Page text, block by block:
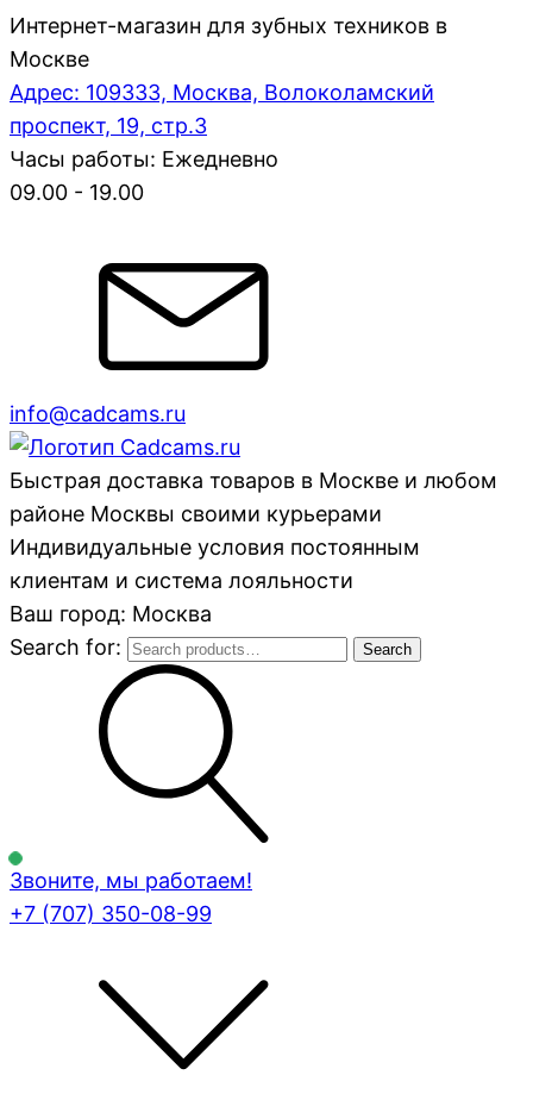
Интернет-магазин для зубных техников в
Москве
Адрес: 109333, Москва, Волоколамский
проспект, 19, стр.3
Часы работы: Ежедневно
09.00 - 19.00
info@cadcams.ru
Быстрая доставка товаров в Москве и любом
районе Москвы своими курьерами
Индивидуальные условия постоянным
клиентам и система лояльности
Ваш город: Москва
Search for:
Search
Звоните, мы работаем!
+7 (707) 350-08-99